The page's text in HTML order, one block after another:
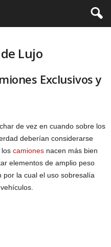
Lujo
Exclusivos y
de vez en cuando sobre los
deberían considerarse
los camiones nacen más bien
elementos de amplio peso
por la cual el uso sobresalía